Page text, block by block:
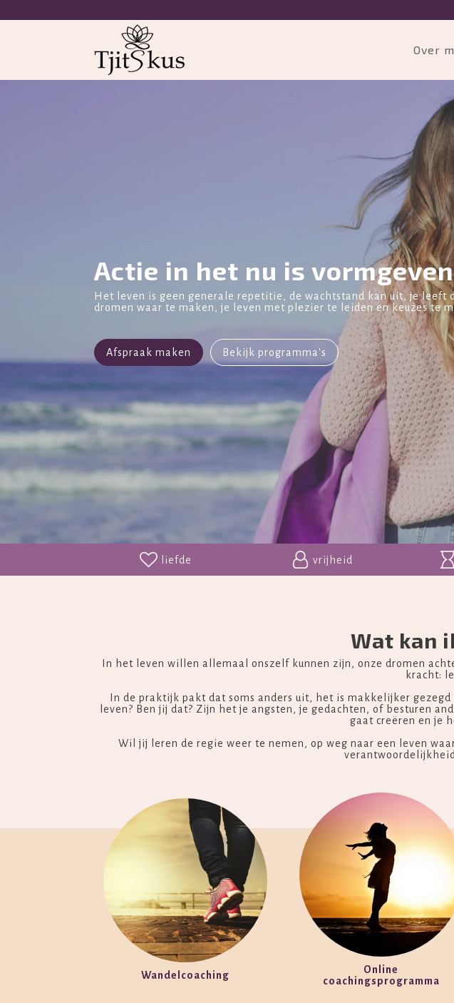
Over
Actie in het nu is
Het leven is geen generale repetitie, de wachtstand kan uit, je leeft
dromen waar te maken, je leven met plezier te leiden en keuzes te
Afspraak maken Bekijk programma's
liefde vrijheid
Wat kan
In het leven willen allemaal onszelf kunnen zijn, onze dromen
kracht:
In de praktijk pakt dat soms anders uit, het is makkelijker
leven? Ben jij dat? Zijn het je angsten, je gedachten, of besturen
gaat creëren en je
Wil jij leren de regie weer te nemen, op weg naar een leven
Wandelcoaching
Online
coachingsprogramma